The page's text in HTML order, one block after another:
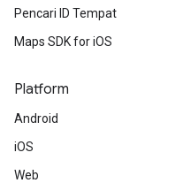
Pencari ID Tempat
Maps SDK for iOS
Platform
Android
iOS
Web